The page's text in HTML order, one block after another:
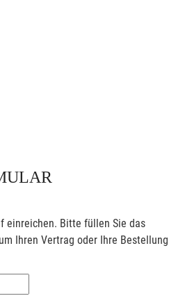
einreichen. Bitte füllen Sie das
Ihren Vertrag oder Ihre Bestellung